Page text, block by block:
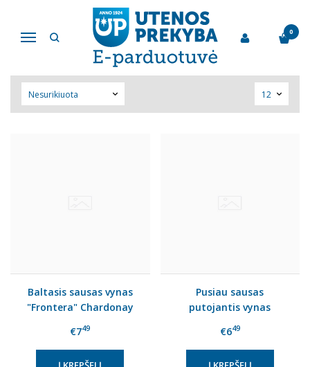
Navigacija
0
ALKOHOLINIAI GĖRIMAI
Alkoholiniai gėrimai
Baltasis sausas vynas
"Frontera" Chardonay
€749
Pusiau sausas
putojantis vynas
€649